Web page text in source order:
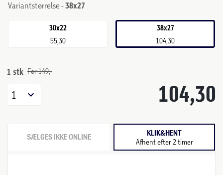
Variantstørrelse -38x27
30x22
55,30
38x27
104,30
1 stk Før 149,-
104,30
1
SÆLGES IKKE ONLINE KLIK&HENT
Afhent efter 2 timer